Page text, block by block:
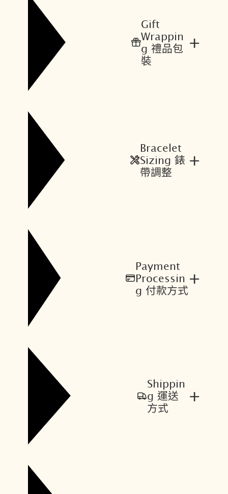
Gift
Wrappin
g 禮品包
裝
+
Bracelet
Sizing 錶
帶調整
+
Payment
Processin
g 付款方式
+
Shippin
g 運送
方式
+